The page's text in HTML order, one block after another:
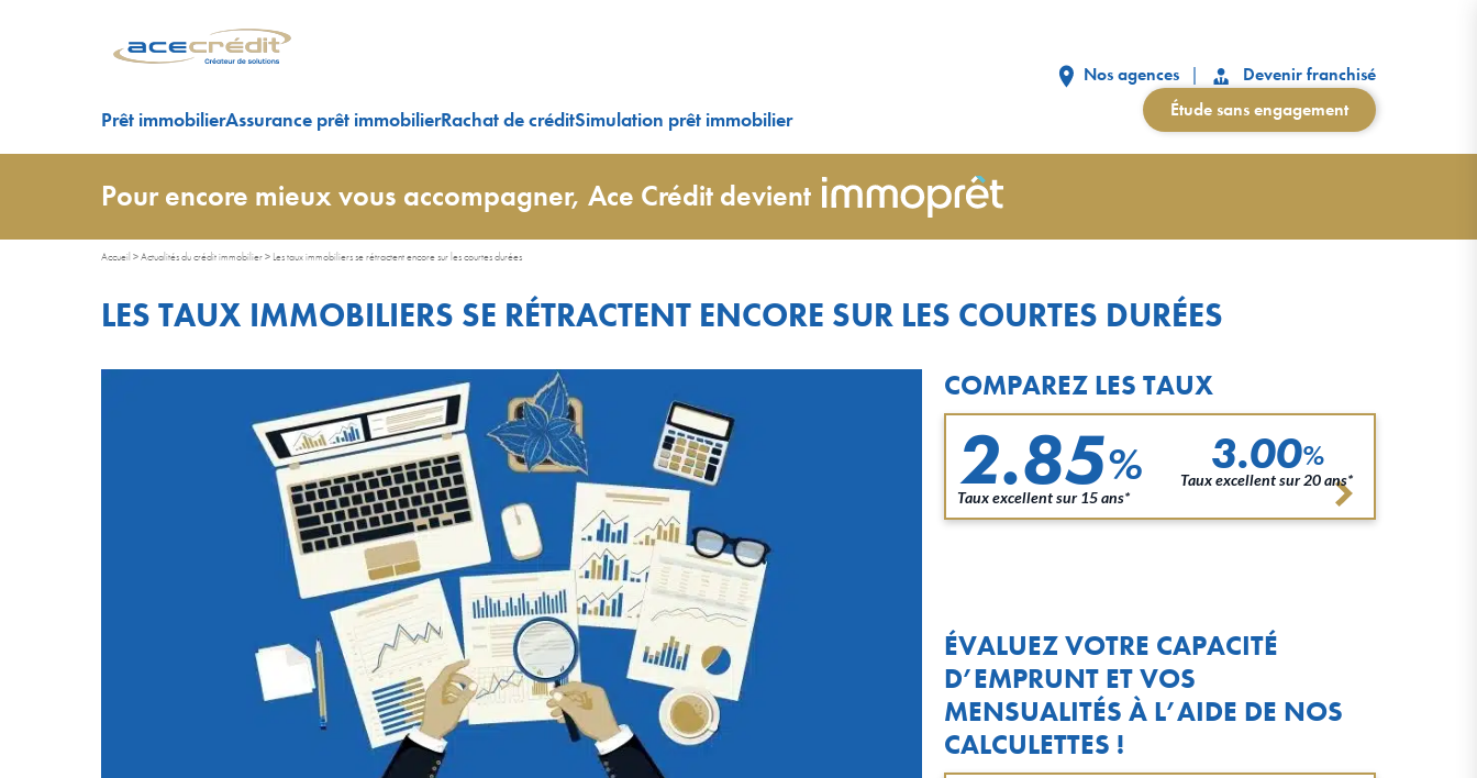
Prêt immobilierAssurance prêt immobilierRachat de créditSimulation prêt immobilier
Nos agences
Devenir franchisé
Étude sans engagement
Pour encore mieux vous accompagner, Ace Crédit devient
Accueil >Actualités du crédit immobilier> Les taux immobiliers se rétractent encore sur les courtes durées
LES TAUX IMMOBILIERS SE RÉTRACTENT ENCORE SUR LES COURTES DURÉES
COMPAREZ LES TAUX
2.85%
Taux excellent sur 15 ans*
3.00%
Taux excellent sur 20 ans*
ÉVALUEZ VOTRE CAPACITÉ
D’EMPRUNT ET VOS
MENSUALITÉS À L’AIDE DE NOS
CALCULETTES !